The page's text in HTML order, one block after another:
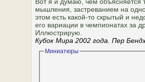
мышления, застреванием на
этом есть какой-то скрытый и
его вариации в чемпионатах за
Иллюстрирую.
Кубок Мира 2002 года. Пер
Миниатюры